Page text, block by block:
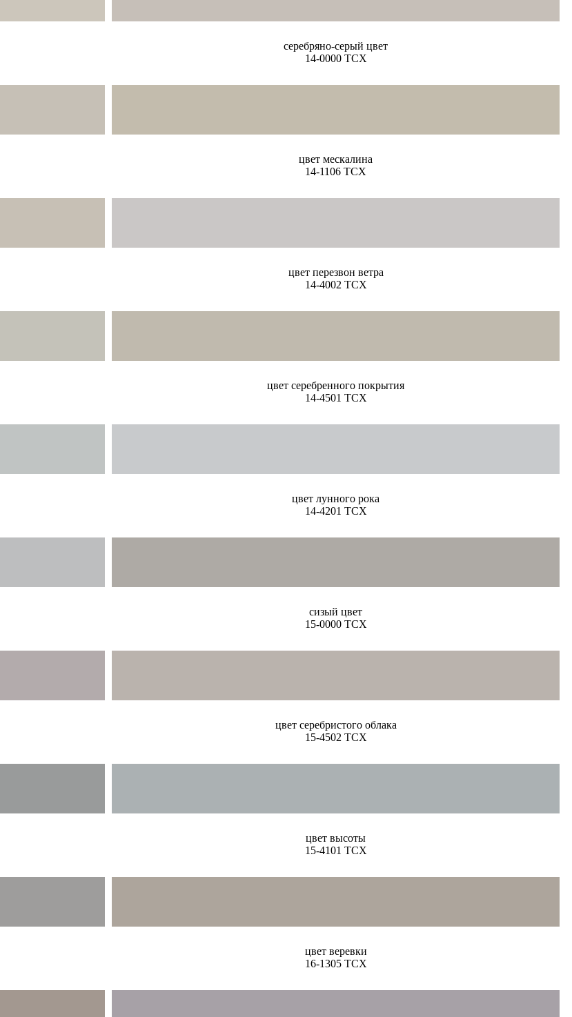
серебряно-серый цвет
14-0000 TCX
цвет мескалина
14-1106 TCX
цвет перезвон ветра
14-4002 TCX
цвет серебренного покрытия
14-4501 TCX
цвет лунного рока
14-4201 TCX
сизый цвет
15-0000 TCX
цвет серебристого облака
15-4502 TCX
цвет высоты
15-4101 TCX
цвет веревки
16-1305 TCX